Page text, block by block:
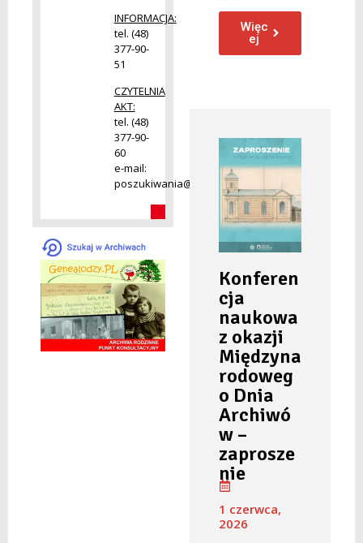
INFORMACJA:
tel. (48)
377-90-
51
CZYTELNIA
AKT:
tel. (48)
377-90-
60
e-mail:
poszukiwania@radom.archiwa.gov.pl
Więc
ej
Konferen
cja
naukowa
z okazji
Międzyna
rodoweg
o Dnia
Archiwó
w –
zaprosze
nie
1 czerwca,
2026